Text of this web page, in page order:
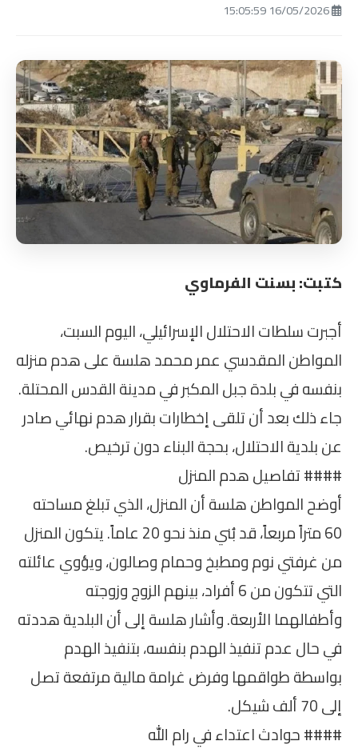
كتبت: بسنت الفرماوي
أجبرت سلطات الاحتلال الإسرائيلي، اليوم السبت،
المواطن المقدسي عمر محمد هلسة على هدم منزله
بنفسه في بلدة جبل المكبر في مدينة القدس المحتلة.
جاء ذلك بعد أن تلقى إخطارات بقرار هدم نهائي صادر
عن بلدية الاحتلال، بحجة البناء دون ترخيص.
#### تفاصيل هدم المنزل
أوضح المواطن هلسة أن المنزل، الذي تبلغ مساحته
60 متراً مربعاً، قد بُني منذ نحو 20 عاماً. يتكون المنزل
من غرفتي نوم ومطبخ وحمام وصالون، ويؤوي عائلته
التي تتكون من 6 أفراد، بينهم الزوج وزوجته
وأطفالهما الأربعة. وأشار هلسة إلى أن البلدية هددته
في حال عدم تنفيذ الهدم بنفسه، بتنفيذ الهدم
بواسطة طواقمها وفرض غرامة مالية مرتفعة تصل
إلى 70 ألف شيكل.
#### حوادث اعتداء في رام الله